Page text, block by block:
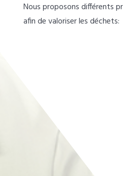
Nous proposons différents
afin de valoriser les déchets: